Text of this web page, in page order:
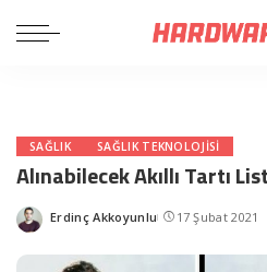
SAĞLIK SAĞLIK TEKNOLOJISI
Alınabilecek Akıllı Tartı
Posted
Erdinç Akkoyunlu 17 Şubat 2021